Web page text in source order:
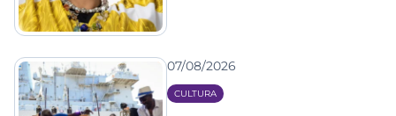
07/08/2026
CULTURA